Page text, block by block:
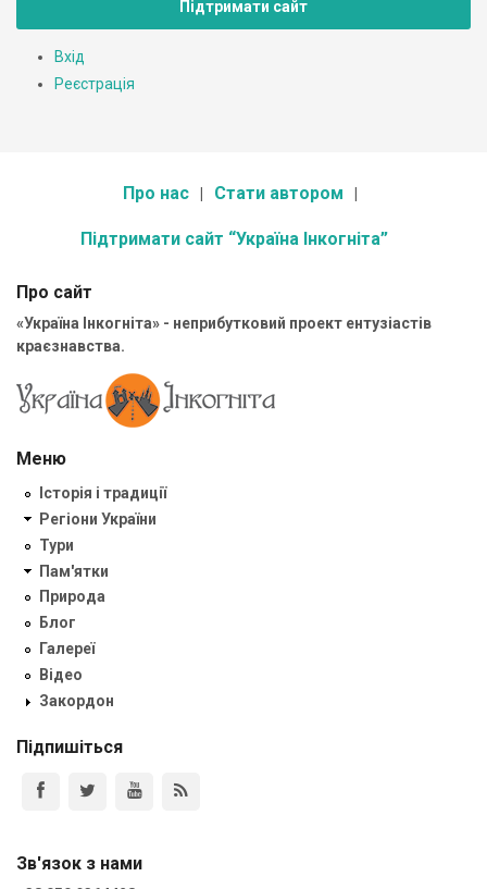
Підтримати сайт
Вхід
Реєстрація
Про нас Стати автором
Підтримати сайт “Україна Інкогніта”
Про сайт
«Україна Інкогніта» - неприбутковий проект ентузіастів
краєзнавства.
Меню
Історія і традиції
Регіони України
Тури
Пам'ятки
Природа
Блог
Галереї
Відео
Закордон
Підпишіться
Зв'язок з нами